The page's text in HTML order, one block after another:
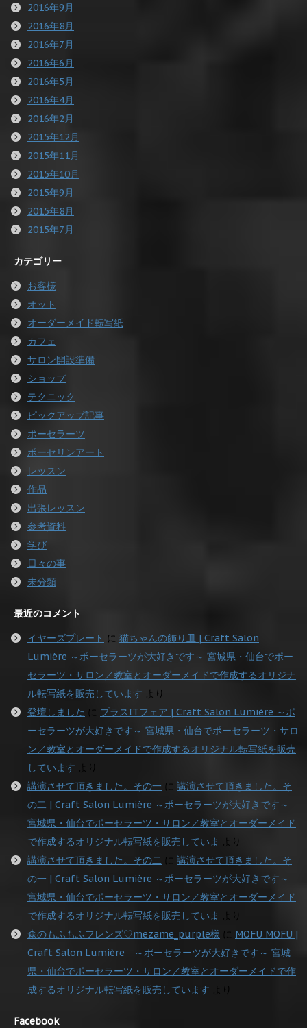
2016年9月
2016年8月
2016年7月
2016年6月
2016年5月
2016年4月
2016年2月
2015年12月
2015年11月
2015年10月
2015年9月
2015年8月
2015年7月
カテゴリー
お客様
オット
オーダーメイド転写紙
カフェ
サロン開設準備
ショップ
テクニック
ピックアップ記事
ポーセラーツ
ポーセリンアート
レッスン
作品
出張レッスン
参考資料
学び
日々の事
未分類
最近のコメント
イヤーズプレート に 猫ちゃんの飾り皿 | Craft Salon
Lumière ～ポーセラーツが大好きです～ 宮城県・仙台でポー
セラーツ・サロン／教室とオーダーメイドで作成するオリジナ
ル転写紙を販売しています より
登壇しました に プラスITフェア | Craft Salon Lumière ～ポ
ーセラーツが大好きです～ 宮城県・仙台でポーセラーツ・サロ
ン／教室とオーダーメイドで作成するオリジナル転写紙を販売
しています より
講演させて頂きました。その一 に 講演させて頂きました。そ
の二 | Craft Salon Lumière ～ポーセラーツが大好きです～
宮城県・仙台でポーセラーツ・サロン／教室とオーダーメイド
で作成するオリジナル転写紙を販売していま より
講演させて頂きました。その二 に 講演させて頂きました。そ
の一 | Craft Salon Lumière ～ポーセラーツが大好きです～
宮城県・仙台でポーセラーツ・サロン／教室とオーダーメイド
で作成するオリジナル転写紙を販売していま
より
森のもふもふフレンズ♡mezame_purple様 に MOFU MOFU |
Craft Salon Lumière ～ポーセラーツが大好きです～ 宮城
県・仙台でポーセラーツ・サロン／教室とオーダーメイドで作
成するオリジナル転写紙を販売しています より
Facebook